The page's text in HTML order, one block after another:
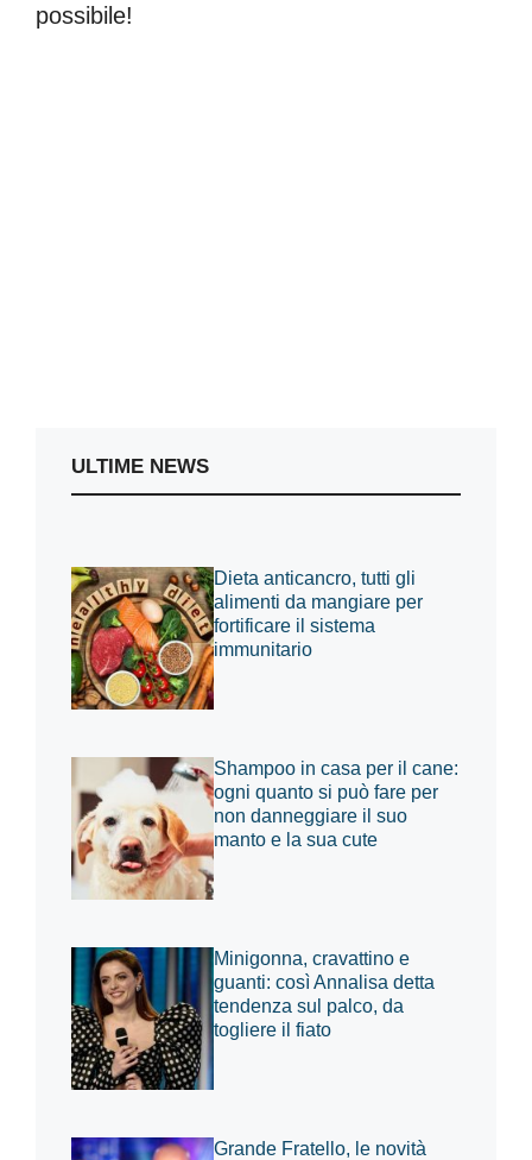
possibile!
ULTIME NEWS
Dieta anticancro, tutti gli
alimenti da mangiare per
fortificare il sistema
immunitario
Shampoo in casa per il cane:
ogni quanto si può fare per
non danneggiare il suo
manto e la sua cute
Minigonna, cravattino e
guanti: così Annalisa detta
tendenza sul palco, da
togliere il fiato
Grande Fratello, le novità